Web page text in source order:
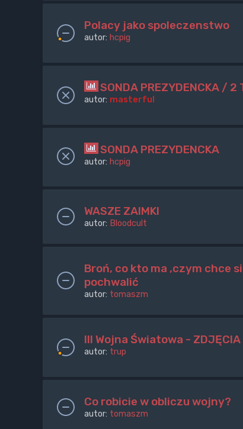
Polacy jako spoleczenstwo
autor: hcpig
SONDA PREZYDENCKA / 2
autor: masterful
SONDA PREZYDENCKA
autor: hcpig
WASZE ZAIMKI
autor: Bloodcult
Broń, co kto ma ,czym chce
pochwalić
autor: tomaszm
III Wojna Światowa - ZDJĘCIA
autor: trup
Co robicie w obliczu wojny?
autor: tomaszm